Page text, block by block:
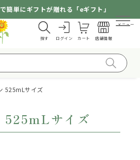
簡単にギフトが贈れる「eギフト」
探す ログイン カート 店舗情報
メニュー
525mLサイズ
525mLサイズ